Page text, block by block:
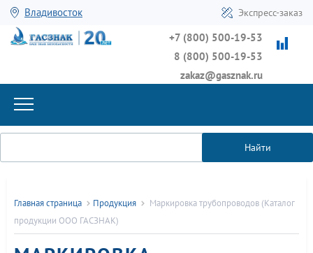
Владивосток Экспресс-заказ
+7 (800) 500-19-53
8 (800) 500-19-53
zakaz@gasznak.ru
Найти
Главная страница Продукция
Маркировка трубопроводов (Каталог
продукции ООО ГАСЗНАК)